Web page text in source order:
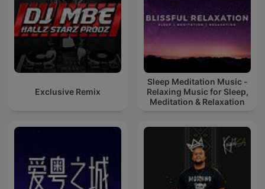
Exclusive Remix
Sleep Meditation Music -
Relaxing Music for Sleep,
Meditation & Relaxation